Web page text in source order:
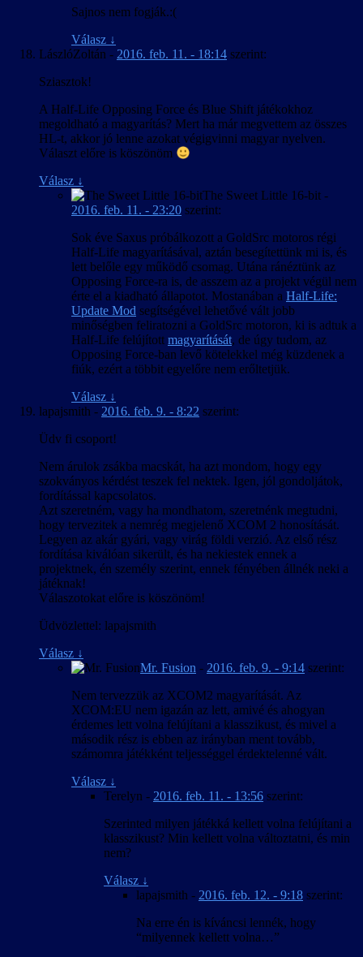
Sajnos nem fogják.:(
Válasz ↓
LászlóZoltán - 2016. feb. 11. - 18:14 szerint:
Sziasztok!
A Half-Life Opposing Force és Blue Shift játékokhoz
megoldható a magyarítás? Mert ha már megvettem az összes
HL-t, akkor jó lenne azokat végigvinni magyar nyelven.
Választ előre is köszönöm
Válasz ↓
The Sweet Little 16-bit -
2016. feb. 11. - 23:20 szerint:
Sok éve Saxus próbálkozott a GoldSrc motoros régi
Half-Life magyarításával, aztán besegítettünk mi is, és
lett belőle egy működő csomag. Utána ránéztünk az
Opposing Force-ra is, de asszem az a projekt végül nem
érte el a kiadható állapotot. Mostanában a Half-Life:
Update Mod segítségével lehetővé vált jobb
minőségben feliratozni a GoldSrc motoron, ki is adtuk a
Half-Life felújított magyarítását, de úgy tudom, az
Opposing Force-ban levő kötelekkel még küzdenek a
fiúk, ezért a többit egyelőre nem erőltetjük.
Válasz ↓
lapajsmith - 2016. feb. 9. - 8:22 szerint:
Üdv fi csoport!
Nem árulok zsákba macskát, ha azt mondom, hogy egy
szokványos kérdést teszek fel nektek. Igen, jól gondoljátok,
fordítással kapcsolatos.
Azt szeretném, vagy ha mondhatom, szeretnénk megtudni,
hogy tervezitek a nemrég megjelenő XCOM 2 honosítását.
Legyen az akár gyári, vagy virág földi verzió. Az első rész
fordítása kiválóan sikerült, és ha nekiestek ennek a
projektnek, én személy szerint, ennek fényében állnék neki a
játéknak!
Válaszotokat előre is köszönöm!
Üdvözlettel: lapajsmith
Válasz ↓
Mr. Fusion - 2016. feb. 9. - 9:14 szerint:
Nem tervezzük az XCOM2 magyarítását. Az
XCOM:EU nem igazán az lett, amivé és ahogyan
érdemes lett volna felújítani a klasszikust, és mivel a
második rész is ebben az irányban ment tovább,
számomra játékként teljességgel érdektelenné vált.
Válasz ↓
Terelyn - 2016. feb. 11. - 13:56 szerint:
Szerinted milyen játékká kellett volna felújítani a
klasszikust? Min kellett volna változtatni, és min
nem?
Válasz ↓
lapajsmith - 2016. feb. 12. - 9:18 szerint:
Na erre én is kíváncsi lennék, hogy
“milyennek kellett volna…”